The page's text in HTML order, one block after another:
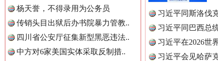
杨天誉，不得录用为公务员
传销头目出狱后办书院暴力管教..
四川省公安厅征集新型黑恶违法..
中方对6家美国实体采取反制措..
习近平同斯洛伐
习近平同巴西总
习近平在2026世
理高级..
习近平会见哈萨